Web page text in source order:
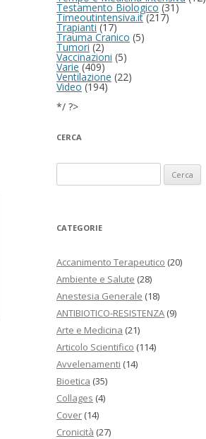
Testamento Biologico(31)
Timeoutintensiva.it(217)
Trapianti(17)
Trauma Cranico (5)
Tumori(2)
Vaccinazioni (5)
Varie(409)
Ventilazione (22)
Video(194)
*/ ?>
CERCA
CATEGORIE
Accanimento Terapeutico (20)
Ambiente e Salute (28)
Anestesia Generale (18)
ANTIBIOTICO-RESISTENZA (9)
Arte e Medicina (21)
Articolo Scientifico (114)
Avvelenamenti (14)
Bioetica (35)
Collages (4)
Cover (14)
Cronicità (27)